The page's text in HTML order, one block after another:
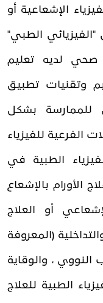
الإشعاعية أو
"الفيزيائي الطبي"
صحي لديه تعليم
وتقنيات تطبيق
للممارسة بشكل
الفرعية للفيزياء
الطبية في
الأورام بالإشعاع
أو العلاج
(المعروفة
النووي ، والوقاية
الطبية للعلاج